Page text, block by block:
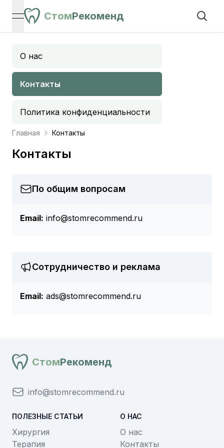
open navigation menu
СтомРекоменд
О нас
Контакты
Политика конфиденциальности
Главная Контакты
Контакты
По общим вопросам
Email: info@stomrecommend.ru
Сотрудничество и реклама
Email: ads@stomrecommend.ru
СтомРекоменд
info@stomrecommend.ru
ПОЛЕЗНЫЕ СТАТЬИ
Хирургия
Терапия
О НАС
О нас
Контакты